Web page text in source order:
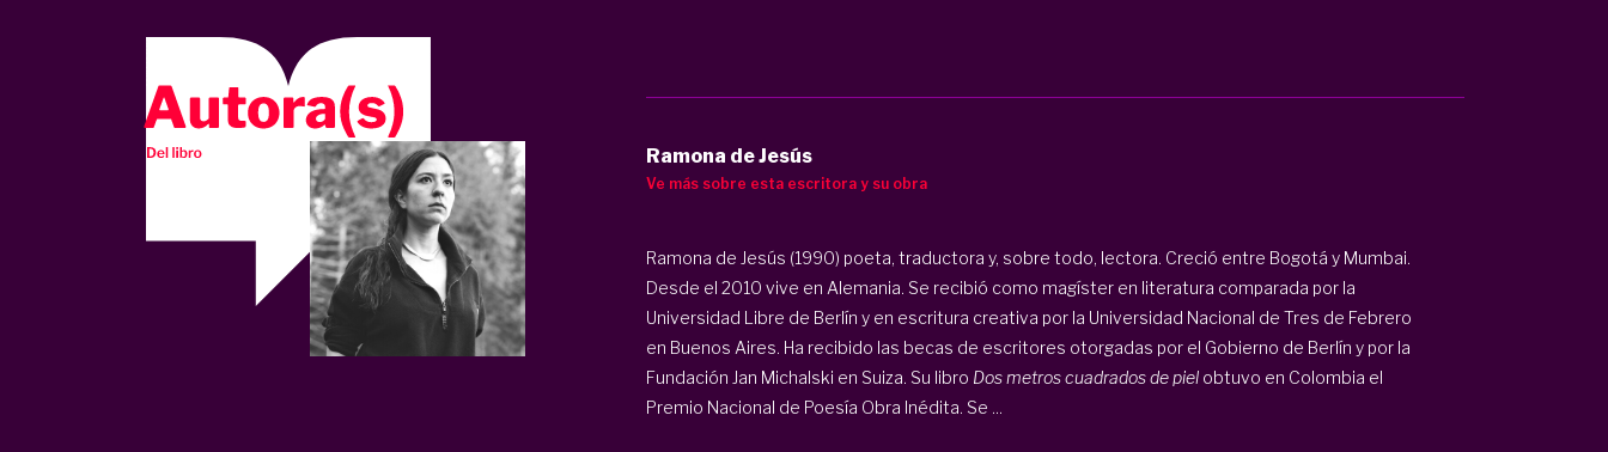
Ramona de Jesús
Ve más sobre esta escritora y su obra
Ramona de Jesús (1990) poeta, traductora y, sobre todo, lectora. Creció entre Bogotá y Mumbai.
Desde el 2010 vive en Alemania. Se recibió como magíster en literatura comparada por la
Universidad Libre de Berlín y en escritura creativa por la Universidad Nacional de Tres de Febrero
en Buenos Aires. Ha recibido las becas de escritores otorgadas por el Gobierno de Berlín y por la
Fundación Jan Michalski en Suiza. Su libro Dos metros cuadrados de pielobtuvo en Colombia el
Premio Nacional de Poesía Obra Inédita. Se ...